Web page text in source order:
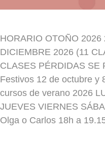
HORARIO OTOÑO
DICIEMBRE 2026 (11
CLASES PÉRDIDAS SE
Festivos 12 de octubre y
cursos de verano 2026
JUEVES VIERNES
Olga o Carlos 18h a